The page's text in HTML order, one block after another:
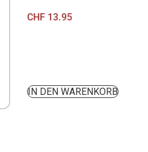
CHF13.95
IN DEN WARENKORB